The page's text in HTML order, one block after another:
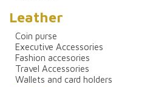
Leather
Coin purse
Executive Accessories
Fashion accesories
Travel Accessories
Wallets and card holders